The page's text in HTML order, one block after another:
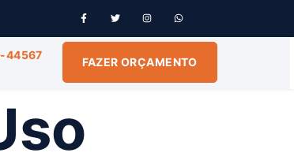
44567
FAZER ORÇAMENTO